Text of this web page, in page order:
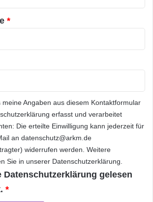
Software Teams
*
meine Angaben aus diesem Kontaktformular
erfasst und verarbeitet
Die erteilte Einwilligung kann jederzeit für
an datenschutz@arkm.de
widerrufen werden. Weitere
Sie in unserer Datenschutzerklärung
Datenschutzerklärung gelesen
*